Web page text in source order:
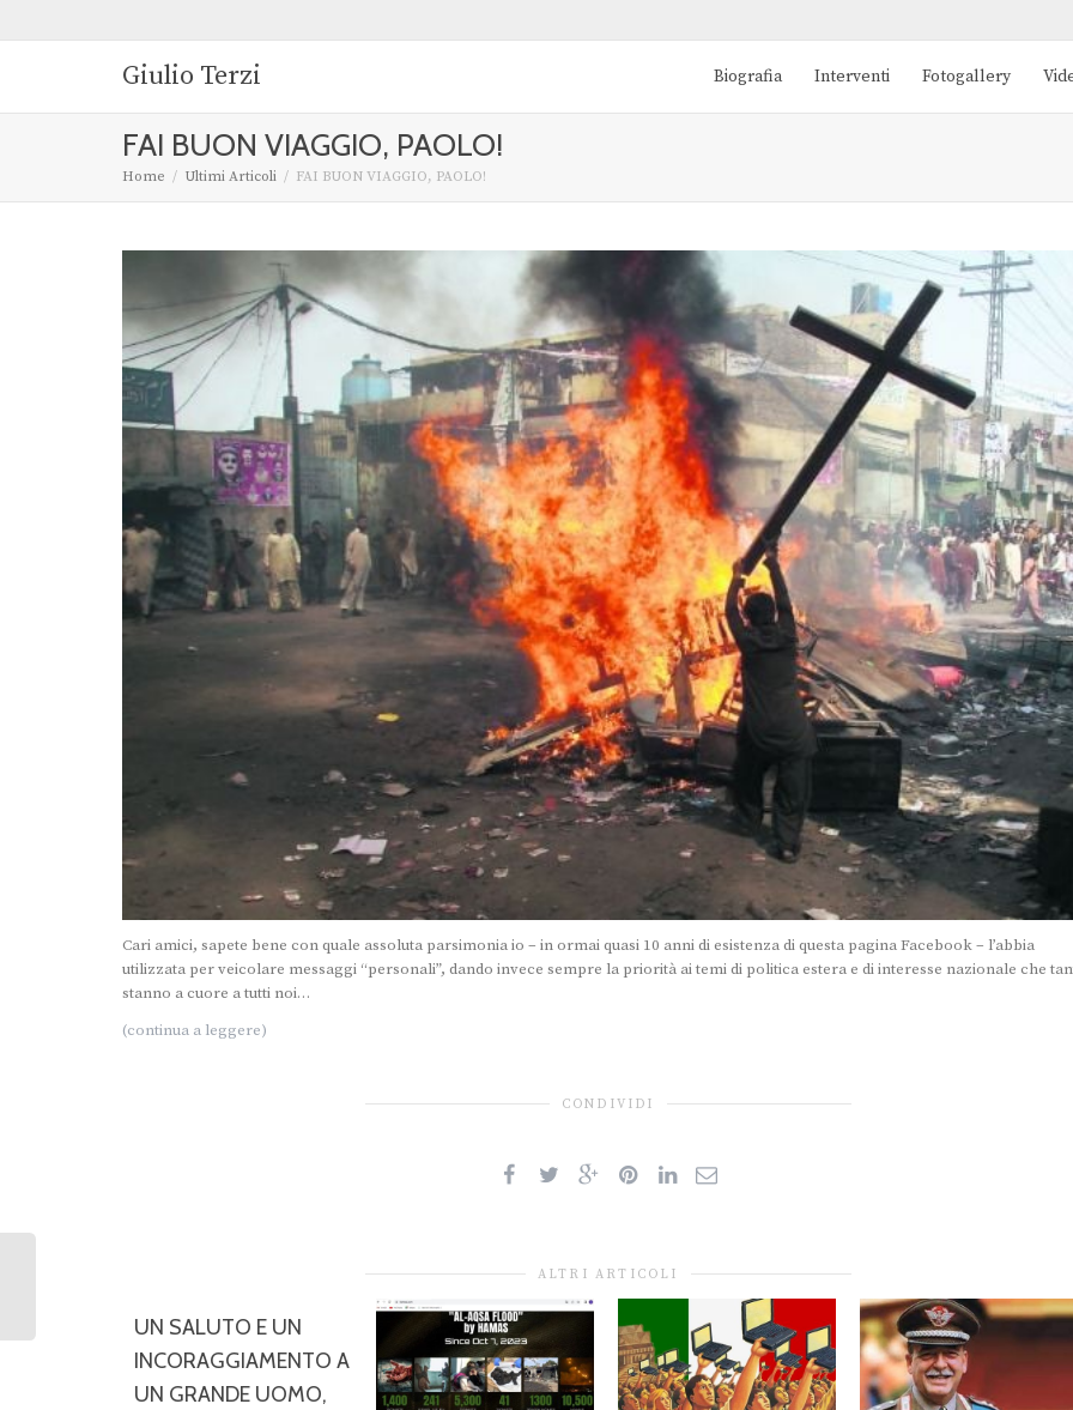
Giulio Terzi Biografia Interventi Fotogallery
FAI BUON VIAGGIO, PAOLO!
Home Ultimi Articoli FAI BUON VIAGGIO, PAOLO!
Cari amici, sapete bene con quale assoluta parsimonia io – in ormai quasi 10 anni di esistenza di questa pagina Facebook – l’abbia
utilizzata per veicolare messaggi “personali”, dando invece sempre la priorità ai temi di politica estera e di interesse nazionale che
stanno a cuore a tutti noi…
(continua a leggere)
CONDIVIDI
ALTRI ARTICOLI
UN SALUTO E UN
INCORAGGIAMENTO A
UN GRANDE UOMO,